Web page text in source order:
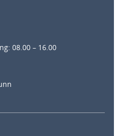
08.00 – 16.00